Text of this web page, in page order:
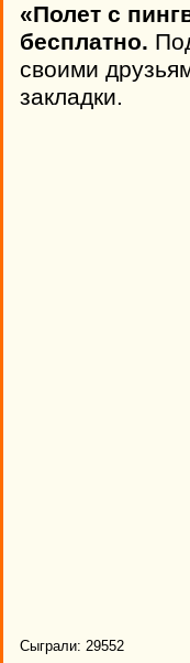
«Полет с
бесплатно.
своими
закладки.
Сыграли: 29552